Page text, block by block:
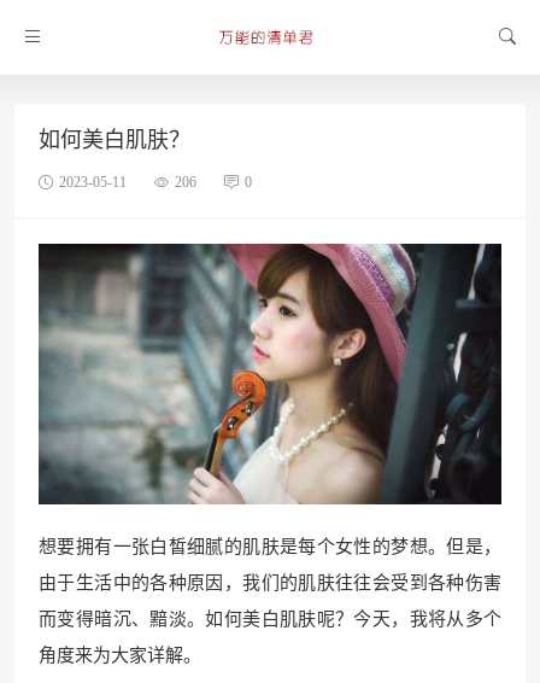
如何美白肌肤？
2023-05-11 206 0
想要拥有一张白皙细腻的肌肤是每个女性的梦想。但是，
由于生活中的各种原因，我们的肌肤往往会受到各种伤害
而变得暗沉、黯淡。如何美白肌肤呢？今天，我将从多个
角度来为大家详解。